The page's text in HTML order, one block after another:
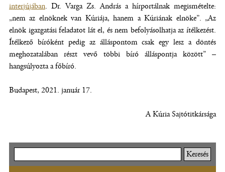
interjújában(új
ablakban
nyílik
meg)
. Dr. Varga Zs. András a hírportálnak megismételte:
„nem az elnöknek van Kúriája, hanem a Kúriának elnöke”. „Az
elnök igazgatási feladatot lát el, és nem befolyásolhatja az ítélkezést.
Ítélkező bíróként pedig az álláspontom csak egy lesz a döntés
meghozatalában részt vevő többi bíró álláspontja között” –
hangsúlyozta a főbíró.
Budapest, 2021. január 17.
A Kúria Sajtótitkársága